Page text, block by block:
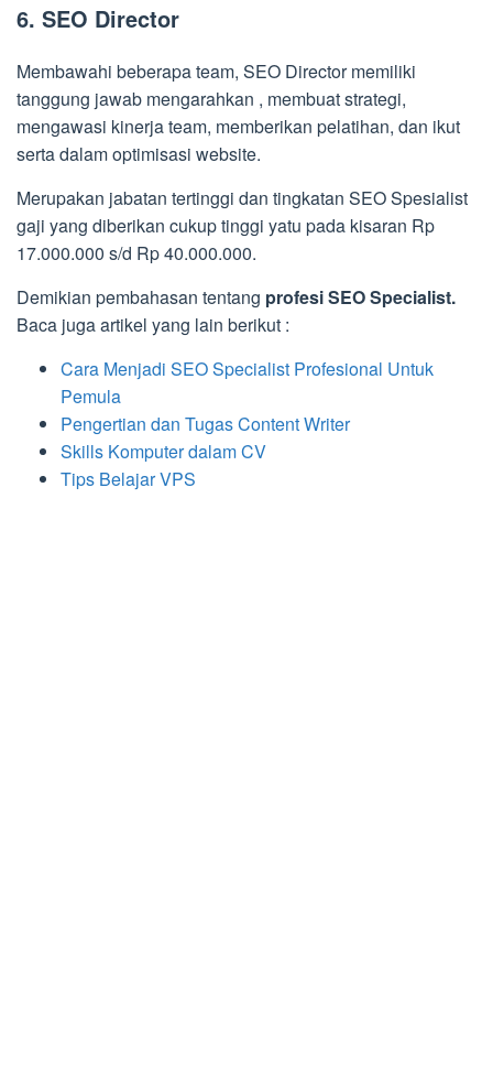
6. SEO Director
Membawahi beberapa team, SEO Director memiliki
tanggung jawab mengarahkan , membuat strategi,
mengawasi kinerja team, memberikan pelatihan, dan ikut
serta dalam optimisasi website.
Merupakan jabatan tertinggi dan tingkatan SEO Spesialist
gaji yang diberikan cukup tinggi yatu pada kisaran Rp
17.000.000 s/d Rp 40.000.000.
Demikian pembahasan tentang profesi SEO Specialist.
Baca juga artikel yang lain berikut :
Cara Menjadi SEO Specialist Profesional Untuk
Pemula
Pengertian dan Tugas Content Writer
Skills Komputer dalam CV
Tips Belajar VPS